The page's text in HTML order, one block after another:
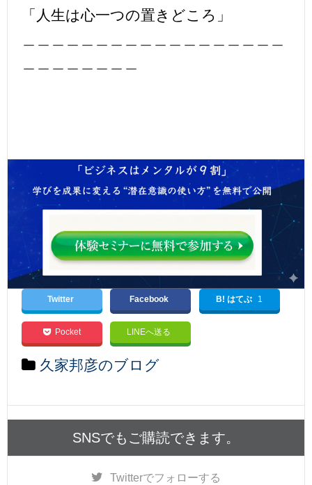
「人生は心一つの置きどころ」
Twitter Facebook B! はてぶ 1
Pocket LINEへ送る
久家邦彦のブログ
SNSでもご購読できます。
Twitterでフォローする